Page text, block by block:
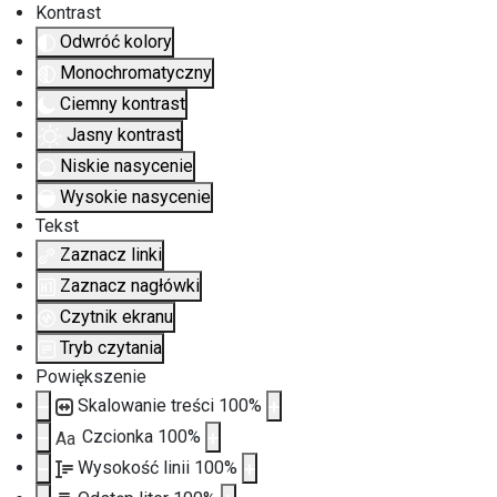
Kontrast
Odwróć kolory
Monochromatyczny
Ciemny kontrast
Jasny kontrast
Niskie nasycenie
Wysokie nasycenie
Tekst
Zaznacz linki
Zaznacz nagłówki
Czytnik ekranu
Tryb czytania
Powiększenie
Skalowanie treści 100%
Aa Czcionka 100%
Wysokość linii 100%